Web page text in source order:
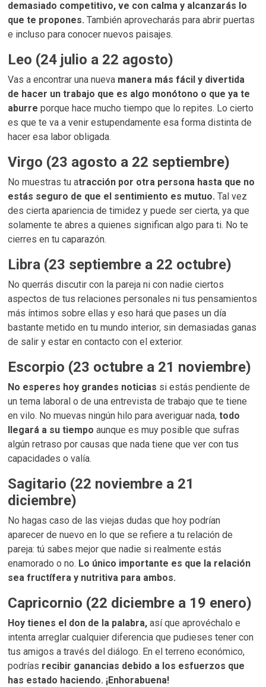
demasiado competitivo, ve con calma y alcanzarás lo
que te propones. También aprovecharás para abrir puertas
e incluso para conocer nuevos paisajes.
Leo (24 julio a 22 agosto)
Vas a encontrar una nueva manera más fácil y divertida
de hacer un trabajo que es algo monótono o que ya te
aburre porque hace mucho tiempo que lo repites. Lo cierto
es que te va a venir estupendamente esa forma distinta de
hacer esa labor obligada.
Virgo (23 agosto a 22 septiembre)
No muestras tu atracción por otra persona hasta que no
estás seguro de que el sentimiento es mutuo. Tal vez
des cierta apariencia de timidez y puede ser cierta, ya que
solamente te abres a quienes significan algo para ti. No te
cierres en tu caparazón.
Libra (23 septiembre a 22 octubre)
No querrás discutir con la pareja ni con nadie ciertos
aspectos de tus relaciones personales ni tus pensamientos
más íntimos sobre ellas y eso hará que pases un día
bastante metido en tu mundo interior, sin demasiadas ganas
de salir y estar en contacto con el exterior.
Escorpio (23 octubre a 21 noviembre)
No esperes hoy grandes noticias si estás pendiente de
un tema laboral o de una entrevista de trabajo que te tiene
en vilo. No muevas ningún hilo para averiguar nada,todo
llegará a su tiempo aunque es muy posible que sufras
algún retraso por causas que nada tiene que ver con tus
capacidades o valía.
Sagitario (22 noviembre a 21
diciembre)
No hagas caso de las viejas dudas que hoy podrían
aparecer de nuevo en lo que se refiere a tu relación de
pareja: tú sabes mejor que nadie si realmente estás
enamorado o no. Lo único importante es que la relación
sea fructífera y nutritiva para ambos.
Capricornio (22 diciembre a 19 enero)
Hoy tienes el don de la palabra, así que aprovéchalo e
intenta arreglar cualquier diferencia que pudieses tener con
tus amigos a través del diálogo. En el terreno económico,
podrías recibir ganancias debido a los esfuerzos que
has estado haciendo. ¡Enhorabuena!